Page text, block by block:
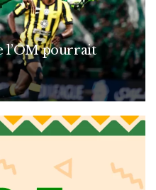
l’OM pourrait